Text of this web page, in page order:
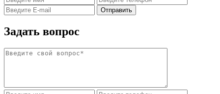
Задать вопрос